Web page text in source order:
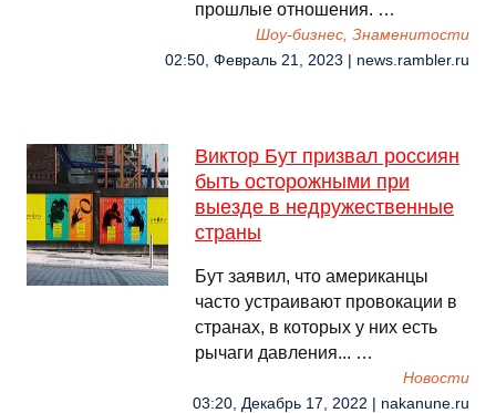
прошлые отношения. …
Шоу-бизнес, Знаменитости
02:50, Февраль 21, 2023 | news.rambler.ru
Виктор Бут призвал россиян
быть осторожными при
выезде в недружественные
страны
Бут заявил, что американцы
часто устраивают провокации в
странах, в которых у них есть
рычаги давления... …
Новости
03:20, Декабрь 17, 2022 | nakanune.ru